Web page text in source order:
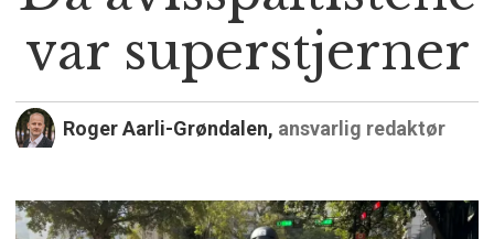
var superstjerner
Roger Aarli-Grøndalen, ansvarlig redaktør